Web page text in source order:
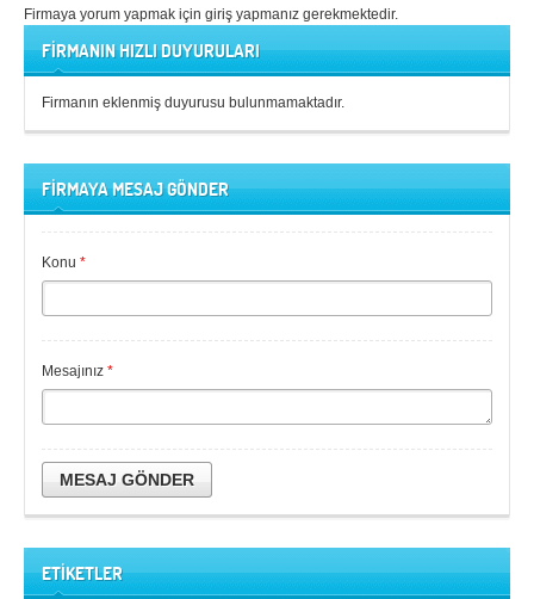
NAKLİYECİ İLANLARI
Firmaya yorum yapmak için giriş yapmanız gerekmektedir.
FİRMANIN HIZLI DUYURULARI
Firmanın eklenmiş duyurusu bulunmamaktadır.
FİRMAYA MESAJ GÖNDER
Konu *
Mesajınız *
MESAJ GÖNDER
ETİKETLER